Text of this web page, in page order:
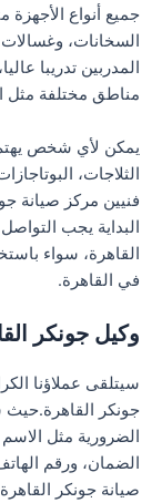
جميع أنواع الأجهزة
السخانات،
المدربين تدريبا
مناطق مختلفة مثل
يمكن لأي شخص يهتم
الثلاجات،
فنيين مركز صيانة
البداية يجب
القاهرة، سواء
في القاهرة.
وكيل جونكر
سيتلقى عملاؤنا
جونكر
الضرورية مثل الاسم
الضمان، ورقم
صيانة جونكر